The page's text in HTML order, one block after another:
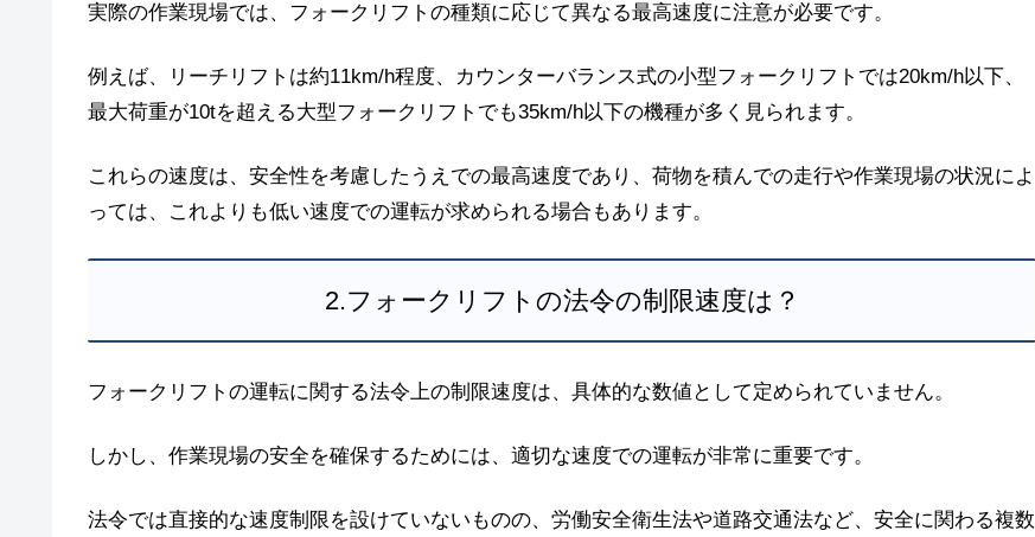
実際の作業現場では、フォークリフトの種類に応じて異なる最高速度に注意が必要です。
例えば、リーチリフトは約11km/h程度、カウンターバランス式の小型フォークリフトでは20km/h以下、
最大荷重が10tを超える大型フォークリフトでも35km/h以下の機種が多く見られます。
これらの速度は、安全性を考慮したうえでの最高速度であり、荷物を積んでの走行や作業現場の状況によ
っては、これよりも低い速度での運転が求められる場合もあります。
2.フォークリフトの法令の制限速度は？
フォークリフトの運転に関する法令上の制限速度は、具体的な数値として定められていません。
しかし、作業現場の安全を確保するためには、適切な速度での運転が非常に重要です。
法令では直接的な速度制限を設けていないものの、労働安全衛生法や道路交通法など、安全に関わる複数